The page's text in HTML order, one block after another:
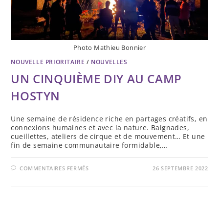
Photo Mathieu Bonnier
NOUVELLE PRIORITAIRE / NOUVELLES
UN CINQUIÈME DIY AU CAMP
HOSTYN
Une semaine de résidence riche en partages créatifs, en
connexions humaines et avec la nature. Baignades,
cueillettes, ateliers de cirque et de mouvement… Et une
fin de semaine communautaire formidable,…
COMMENTAIRES FERMÉSSUR 26 SEPTEMBRE 2022